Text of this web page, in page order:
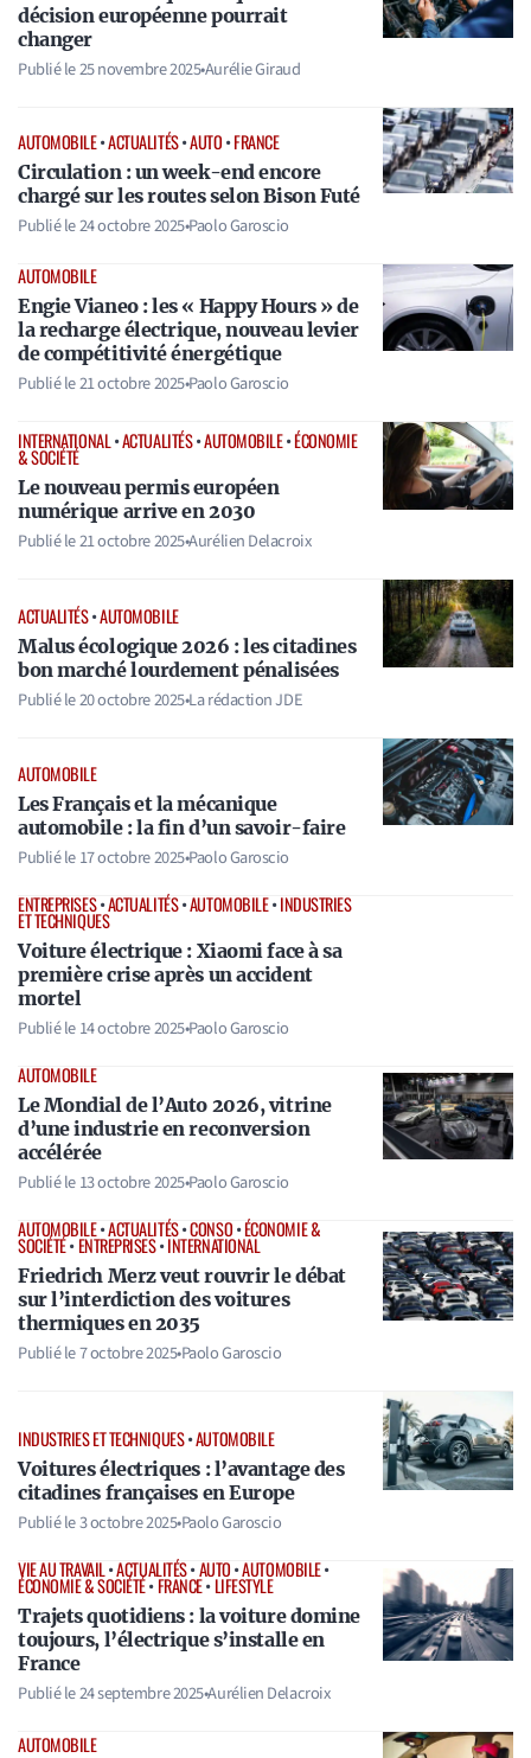
décision européenne pourrait
changer
Publié le25 novembre 2025•Aurélie Giraud
AUTOMOBILE•ACTUALITÉS•AUTO•FRANCE
Circulation : un week-end encore
chargé sur les routes selon Bison Futé
Publié le24 octobre 2025•Paolo Garoscio
AUTOMOBILE
Engie Vianeo : les « Happy Hours » de
la recharge électrique, nouveau levier
de compétitivité énergétique
Publié le21 octobre 2025•Paolo Garoscio
INTERNATIONAL•ACTUALITÉS•AUTOMOBILE•ÉCONOMIE
& SOCIÉTÉ
Le nouveau permis européen
numérique arrive en 2030
Publié le21 octobre 2025•Aurélien Delacroix
ACTUALITÉS•AUTOMOBILE
Malus écologique 2026 : les citadines
bon marché lourdement pénalisées
Publié le20 octobre 2025•La rédaction JDE
AUTOMOBILE
Les Français et la mécanique
automobile : la fin d’un savoir-faire
Publié le17 octobre 2025•Paolo Garoscio
ENTREPRISES•ACTUALITÉS•AUTOMOBILE•INDUSTRIES
ET TECHNIQUES
Voiture électrique : Xiaomi face à sa
première crise après un accident
mortel
Publié le14 octobre 2025•Paolo Garoscio
AUTOMOBILE
Le Mondial de l’Auto 2026, vitrine
d’une industrie en reconversion
accélérée
Publié le13 octobre 2025•Paolo Garoscio
AUTOMOBILE•ACTUALITÉS•CONSO•ÉCONOMIE &
SOCIÉTÉ•ENTREPRISES•INTERNATIONAL
Friedrich Merz veut rouvrir le débat
sur l’interdiction des voitures
thermiques en 2035
Publié le7 octobre 2025•Paolo Garoscio
INDUSTRIES ET TECHNIQUES•AUTOMOBILE
Voitures électriques : l’avantage des
citadines françaises en Europe
Publié le3 octobre 2025•Paolo Garoscio
VIE AU TRAVAIL•ACTUALITÉS•AUTO•AUTOMOBILE•
ÉCONOMIE & SOCIÉTÉ•FRANCE•LIFESTYLE
Trajets quotidiens : la voiture domine
toujours, l’électrique s’installe en
France
Publié le24 septembre 2025•Aurélien Delacroix
AUTOMOBILE